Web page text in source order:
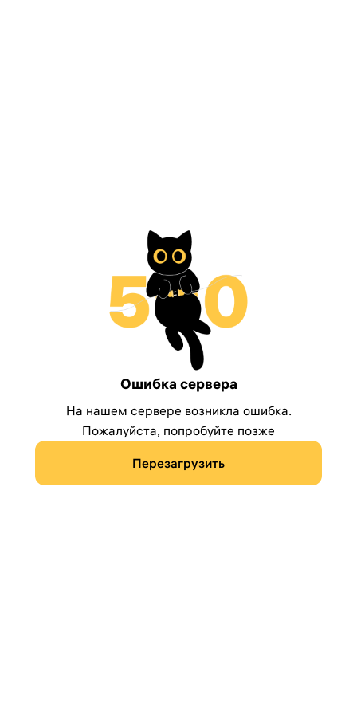
Ошибка сервера
На нашем сервере возникла ошибка.
Пожалуйста, попробуйте позже
Перезагрузить